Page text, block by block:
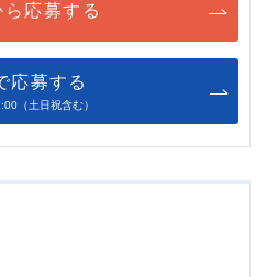
応募する
応募する
（土日祝含む）